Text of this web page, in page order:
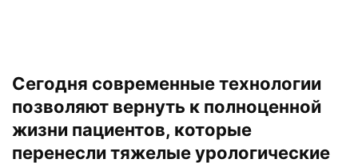
Сегодня современные технологии
позволяют вернуть к полноценной
жизни пациентов, которые
перенесли тяжелые урологические